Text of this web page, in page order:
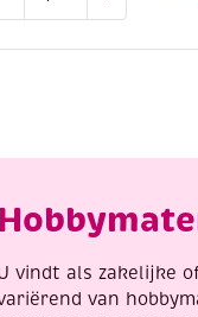
vindt als zakelijke
van